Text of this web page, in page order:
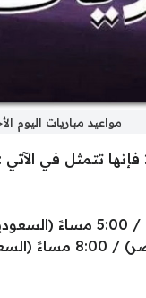
مواعيد مباريات اليوم الأحد 13